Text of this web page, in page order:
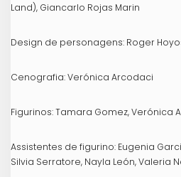
Land), Giancarlo Rojas Marin
Design de personagens: Roger
Cenografia: Verónica Arcodaci
Figurinos: Tamara Gomez, Verónica
Assistentes de figurino: Eugenia
Silvia Serratore, Nayla León, Valeria